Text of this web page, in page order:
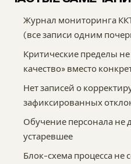
Журнал мониторинга
(все записи одним
Критические пределы
качество» вместо
Нет записей о
зафиксированных
Обучение персонала не
устаревшее
Блок-схема процесса не